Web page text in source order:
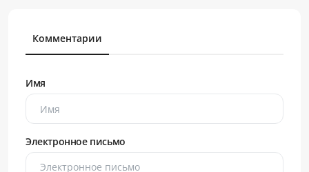
Комментарии
Имя
Электронное письмо